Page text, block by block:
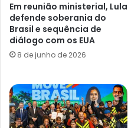
Em reunião ministerial, Lula
defende soberania do
Brasil e sequência de
diálogo com os EUA
8 de junho de 2026